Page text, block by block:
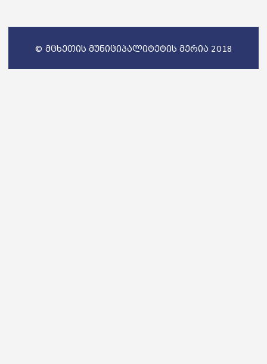
© მცხეთის მუნიციპალიტეტის მერია 2018